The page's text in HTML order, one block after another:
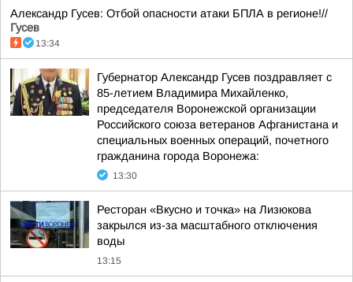
Александр Гусев: Отбой опасности атаки БПЛА в регионе!//
Гусев
13:34
Губернатор Александр Гусев поздравляет с
85-летием Владимира Михайленко,
председателя Воронежской организации
Российского союза ветеранов Афганистана и
специальных военных операций, почетного
гражданина города Воронежа:
13:30
Ресторан «Вкусно и точка» на Лизюкова
закрылся из-за масштабного отключения
воды
13:15